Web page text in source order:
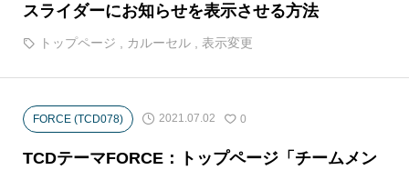
スライダーにお知らせを表示させる方法
トップページ カルーセル 表示変更
FORCE (TCD078) 2021.07.02 0
TCDテーマFORCE：トップページ「チームメン